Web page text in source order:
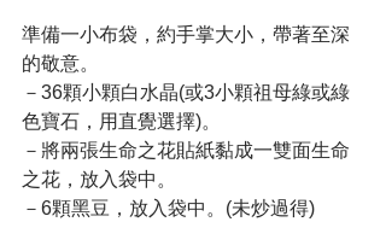
準備一小布袋，約手掌大小，帶著至深
的敬意。
－36顆小顆白水晶(或3小顆祖母綠或綠
色寶石，用直覺選擇)。
－將兩張生命之花貼紙黏成一雙面生命
之花，放入袋中。
－6顆黑豆，放入袋中。(未炒過得)